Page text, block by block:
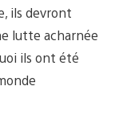
ils devront
lutte acharnée
ils ont été